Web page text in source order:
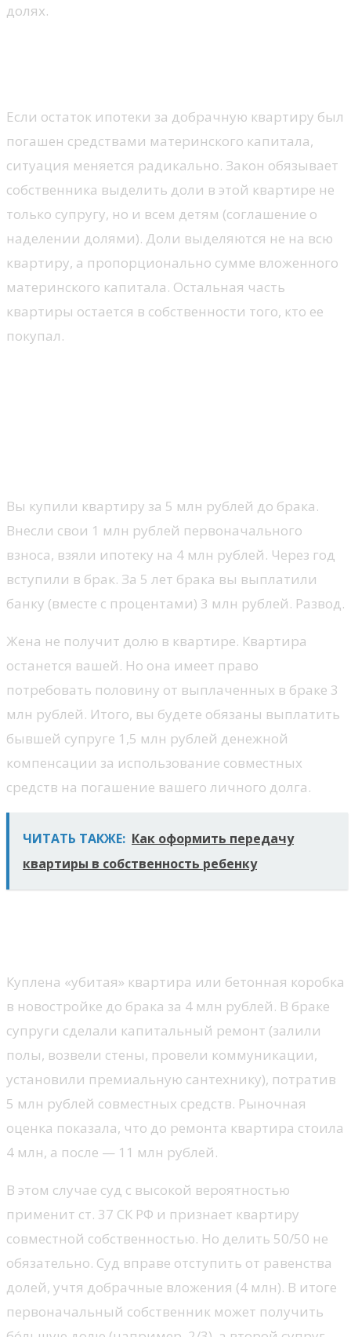
долях.
Если остаток ипотеки за добрачную квартиру был
погашен средствами материнского капитала,
ситуация меняется радикально. Закон обязывает
собственника выделить доли в этой квартире не
только супругу, но и всем детям (соглашение о
наделении долями). Доли выделяются не на всю
квартиру, а пропорционально сумме вложенного
материнского капитала. Остальная часть
квартиры остается в собственности того, кто ее
покупал.
Вы купили квартиру за 5 млн рублей до брака.
Внесли свои 1 млн рублей первоначального
взноса, взяли ипотеку на 4 млн рублей. Через год
вступили в брак. За 5 лет брака вы выплатили
банку (вместе с процентами) 3 млн рублей. Развод.
Жена не получит долю в квартире. Квартира
останется вашей. Но она имеет право
потребовать половину от выплаченных в браке 3
млн рублей. Итого, вы будете обязаны выплатить
бывшей супруге 1,5 млн рублей денежной
компенсации за использование совместных
средств на погашение вашего личного долга.
ЧИТАТЬ ТАКЖЕ: Как оформить передачу
квартиры в собственность ребенку
Куплена «убитая» квартира или бетонная коробка
в новостройке до брака за 4 млн рублей. В браке
супруги сделали капитальный ремонт (залили
полы, возвели стены, провели коммуникации,
установили премиальную сантехнику), потратив
5 млн рублей совместных средств. Рыночная
оценка показала, что до ремонта квартира стоила
4 млн, а после — 11 млн рублей.
В этом случае суд с высокой вероятностью
применит ст. 37 СК РФ и признает квартиру
совместной собственностью. Но делить 50/50 не
обязательно. Суд вправе отступить от равенства
долей, учтя добрачные вложения (4 млн). В итоге
первоначальный собственник может получить